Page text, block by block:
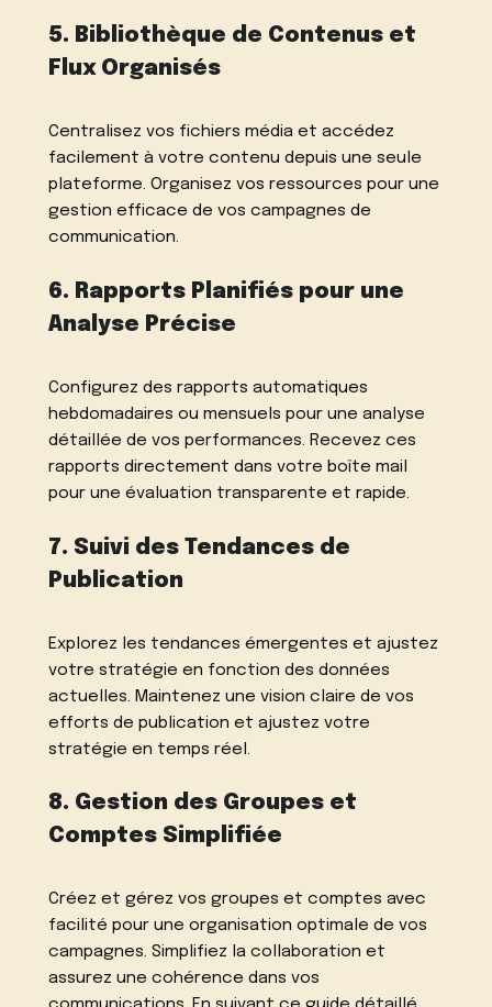
5. Bibliothèque de Contenus et
Flux Organisés
Centralisez vos fichiers média et accédez
facilement à votre contenu depuis une seule
plateforme. Organisez vos ressources pour une
gestion efficace de vos campagnes de
communication.
6. Rapports Planifiés pour une
Analyse Précise
Configurez des rapports automatiques
hebdomadaires ou mensuels pour une analyse
détaillée de vos performances. Recevez ces
rapports directement dans votre boîte mail
pour une évaluation transparente et rapide.
7. Suivi des Tendances de
Publication
Explorez les tendances émergentes et ajustez
votre stratégie en fonction des données
actuelles. Maintenez une vision claire de vos
efforts de publication et ajustez votre
stratégie en temps réel.
8. Gestion des Groupes et
Comptes Simplifiée
Créez et gérez vos groupes et comptes avec
facilité pour une organisation optimale de vos
campagnes. Simplifiez la collaboration et
assurez une cohérence dans vos